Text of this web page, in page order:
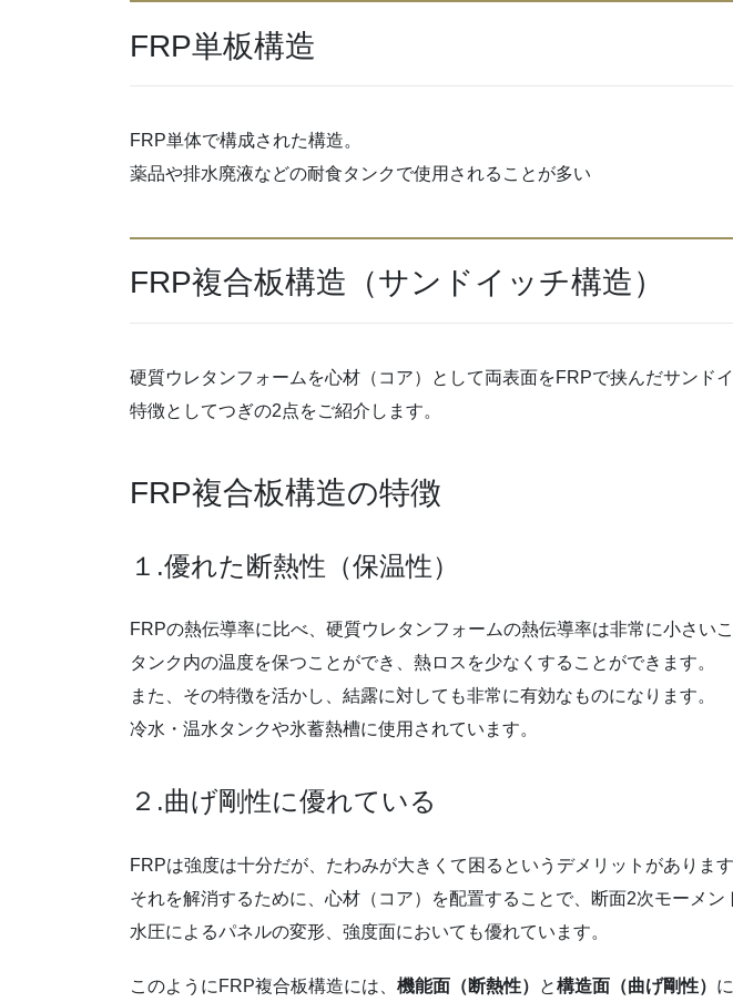
FRP単板構造
FRP単体で構成された構造。
薬品や排水廃液などの耐食タンクで使用されることが多い
FRP複合板構造（サンドイッチ構造）
硬質ウレタンフォームを心材（コア）として両表面をFRPで挟んだサンドイ
特徴としてつぎの2点をご紹介します。
FRP複合板構造の特徴
１.優れた断熱性（保温性）
FRPの熱伝導率に比べ、硬質ウレタンフォームの熱伝導率は非常に小さい
タンク内の温度を保つことができ、熱ロスを少なくすることができます。
また、その特徴を活かし、結露に対しても非常に有効なものになります。
冷水・温水タンクや氷蓄熱槽に使用されています。
２.曲げ剛性に優れている
FRPは強度は十分だが、たわみが大きくて困るというデメリットがあります
それを解消するために、心材（コア）を配置することで、断面2次モーメ
水圧によるパネルの変形、強度面においても優れています。
このようにFRP複合板構造には、 機能面（断熱性） と構造面（曲げ剛性）